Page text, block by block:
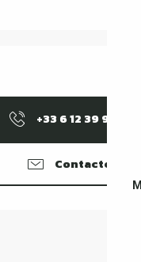
+33 6 12 39 91
Contacter